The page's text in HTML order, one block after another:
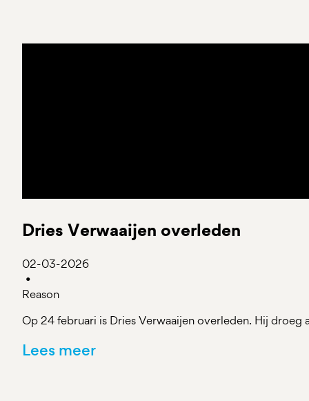
Dries Verwaaijen overleden
02-03-2026
•
Reason
Op 24 februari is Dries Verwaaijen overleden. Hij
Lees meer